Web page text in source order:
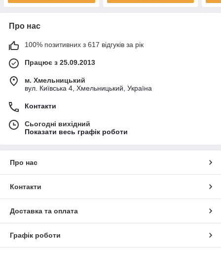
Про нас
100% позитивних з 617 відгуків за рік
Працює з 25.09.2013
м. Хмельницький
вул. Київська 4, Хмельницький, Україна
Контакти
Сьогодні вихідний
Показати весь графік роботи
Про нас
Контакти
Доставка та оплата
Графік роботи